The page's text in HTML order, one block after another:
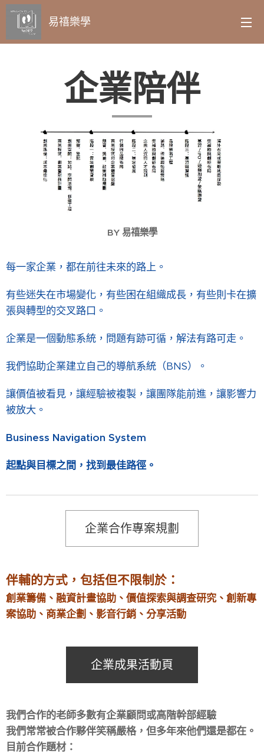
易禧樂學
企業陪伴
BY 易禧樂學
每一家企業，都在前往未來的路上。
有些迷失在市場變化，有些困在組織成長，有些則卡在擴
張與轉型的交叉路口。
企業是一個動態系統，問題有跡可循，解法有路可走。
我們協助企業建立自己的導航系統（BNS）。
讓價值被看見，讓經驗被複製，讓團隊能前進，讓影響力
被放大。
Business Navigation System
起點與目標之間，找到最佳路徑。
企業合作專案規劃
伴輔的方式，包括但不限制於：
創業籌備、融資計畫協助、價值探索與調查研究、創新專
案協助、商業企劃、影音行銷、分享活動
企業成果活動頁
我們合作的老師多數有企業顧問或高階幹部經驗
我們常常被合作夥伴笑稱嚴格，但多年來他們還是都在。
目前合作題材：